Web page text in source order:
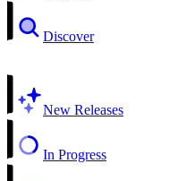
Discover
New Releases
In Progress